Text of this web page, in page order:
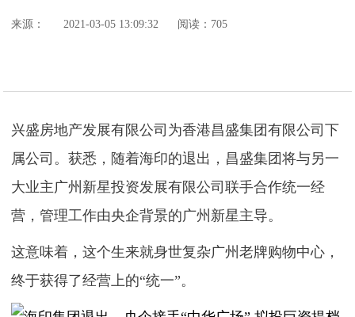
来源： 2021-03-05 13:09:32 阅读：705
兴盛房地产发展有限公司为香港昌盛集团有限公司下
属公司。获悉，随着海印的退出，昌盛集团将与另一
大业主广州新星投资发展有限公司联手合作统一经
营，管理工作由央企背景的广州新星主导。
这意味着，这个生来就身世复杂广州老牌购物中心，
终于获得了经营上的“统一”。